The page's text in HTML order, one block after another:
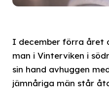
I december förra året
man i Vinterviken i
sin hand avhuggen
jämnåriga män står